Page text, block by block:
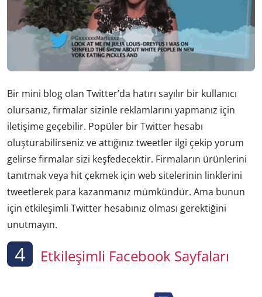
Bir mini blog olan Twitter’da hatırı sayılır bir kullanıcı
olursanız, firmalar sizinle reklamlarını yapmanız için
iletişime geçebilir. Popüler bir Twitter hesabı
oluşturabilirseniz ve attığınız tweetler ilgi çekip yorum
gelirse firmalar sizi keşfedecektir. Firmaların ürünlerini
tanıtmak veya hit çekmek için web sitelerinin linklerini
tweetlerek para kazanmanız mümkündür. Ama bunun
için etkileşimli Twitter hesabınız olması gerektiğini
unutmayın.
4 Etkileşimli Facebook Sayfaları